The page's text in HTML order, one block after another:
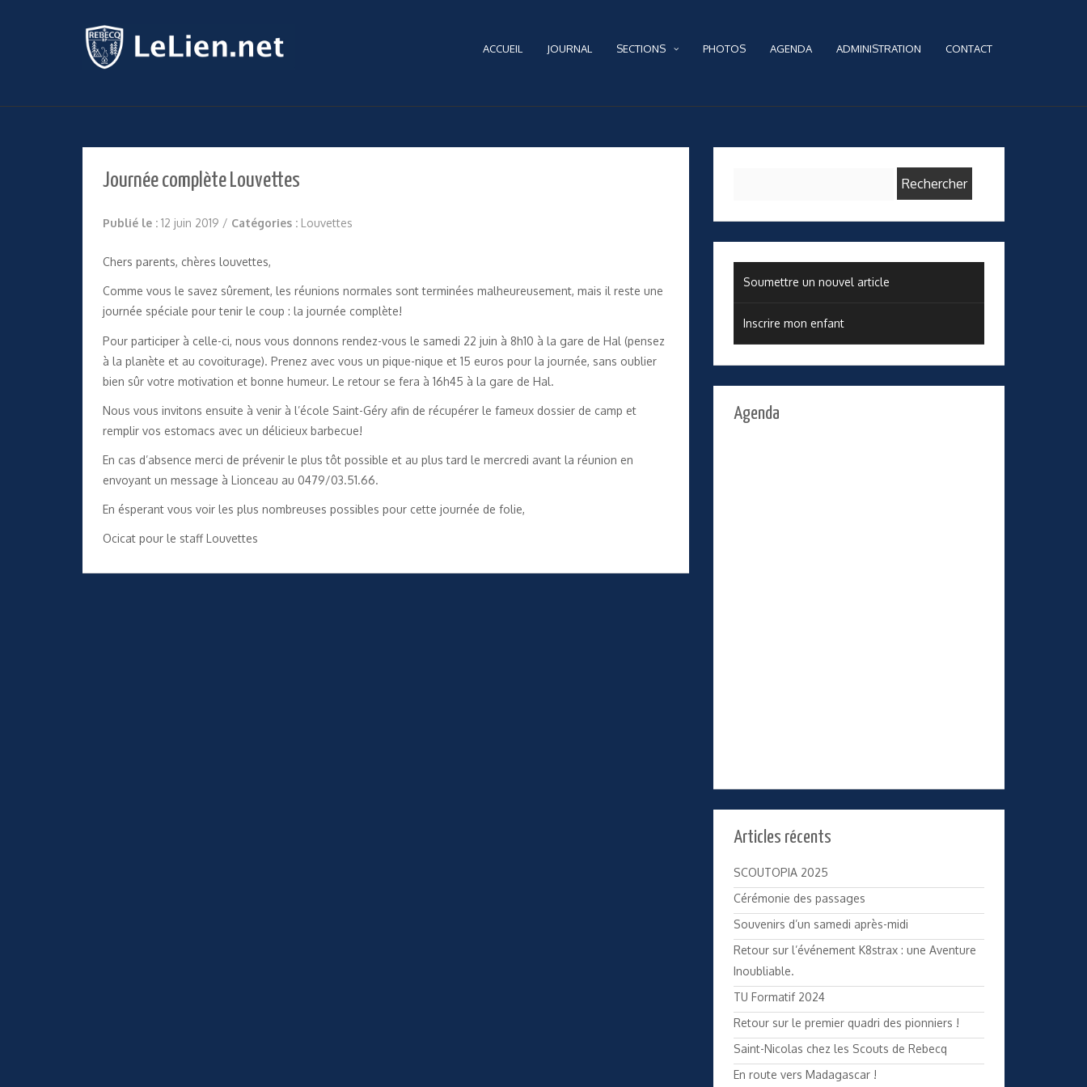
ACCUEIL JOURNAL SECTIONS PHOTOS AGENDA ADMINISTRATION CONTACT
Journée complète Louvettes
Publié le : 12 juin 2019 / Catégories : Louvettes
Chers parents, chères louvettes,
Comme vous le savez sûrement, les réunions normales sont terminées malheureusement, mais il reste une
journée spéciale pour tenir le coup : la journée complète!
Pour participer à celle-ci, nous vous donnons rendez-vous le samedi 22 juin à 8h10 à la gare de Hal (pensez
à la planète et au covoiturage). Prenez avec vous un pique-nique et 15 euros pour la journée, sans oublier
bien sûr votre motivation et bonne humeur. Le retour se fera à 16h45 à la gare de Hal.
Nous vous invitons ensuite à venir à l’école Saint-Géry afin de récupérer le fameux dossier de camp et
remplir vos estomacs avec un délicieux barbecue!
En cas d’absence merci de prévenir le plus tôt possible et au plus tard le mercredi avant la réunion en
envoyant un message à Lionceau au 0479/03.51.66.
En ésperant vous voir les plus nombreuses possibles pour cette journée de folie,
Ocicat pour le staff Louvettes
Soumettre un nouvel article
Inscrire mon enfant
Agenda
Articles récents
SCOUTOPIA 2025
Cérémonie des passages
Souvenirs d’un samedi après-midi
Retour sur l’événement K8strax : une Aventure
Inoubliable.
TU Formatif 2024
Retour sur le premier quadri des pionniers !
Saint-Nicolas chez les Scouts de Rebecq
En route vers Madagascar !